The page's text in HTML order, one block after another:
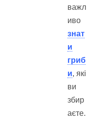
важл
иво
знат
и
гриб
и, які
ви
збир
аєте.